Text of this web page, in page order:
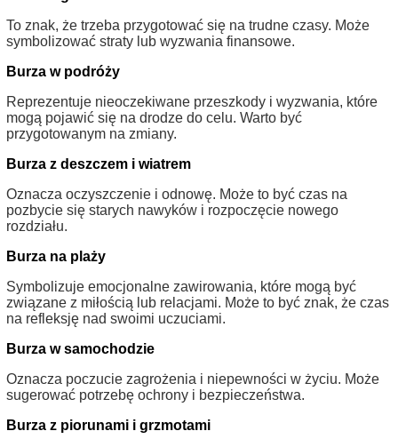
To znak, że trzeba przygotować się na trudne czasy. Może
symbolizować straty lub wyzwania finansowe.
Burza w podróży
Reprezentuje nieoczekiwane przeszkody i wyzwania, które
mogą pojawić się na drodze do celu. Warto być
przygotowanym na zmiany.
Burza z deszczem i wiatrem
Oznacza oczyszczenie i odnowę. Może to być czas na
pozbycie się starych nawyków i rozpoczęcie nowego
rozdziału.
Burza na plaży
Symbolizuje emocjonalne zawirowania, które mogą być
związane z miłością lub relacjami. Może to być znak, że czas
na refleksję nad swoimi uczuciami.
Burza w samochodzie
Oznacza poczucie zagrożenia i niepewności w życiu. Może
sugerować potrzebę ochrony i bezpieczeństwa.
Burza z piorunami i grzmotami